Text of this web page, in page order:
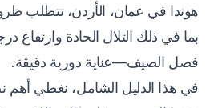
هوندا في عمان، الأردن، تتطلب
بما في ذلك التلال الحادة وارتفاع
فصل الصيف—عناية دورية دقيقة.
في هذا الدليل الشامل، نغطي أهم